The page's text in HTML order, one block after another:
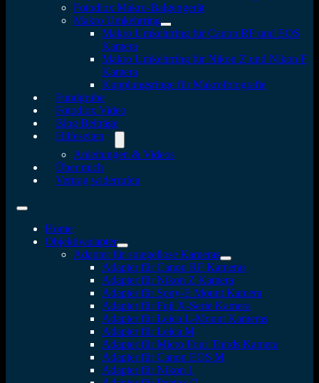
Fotodiox Makro-Balgengerät
Makro Umkehrring
Makro Umkehrring für Canon RF und EOS
Kamera
Makro Umkehrring für Nikon Z und Nikon F
Kamera
Kupplungsringe für Makrofotografie
Fundgrube
Fotodiox Video
Blog Beiträge
Hilfeseiten
Anleitungen & Videos
Über mich
Vertrag widerrufen
Home
Objektivadapter
Adapter für spiegellose Kameras
Adapter für Canon RF Kameras
Adapter für Nikon Z Kamera
Adapter für Sony-E Mount Kamera
Adapter für Fuji X-Serie Kamera
Adapter für Leica L-Mount Kameras
Adapter für Leica M
Adapter für Micro Four Thirds Kamera
Adapter für Canon EOS M
Adapter für Nikon 1